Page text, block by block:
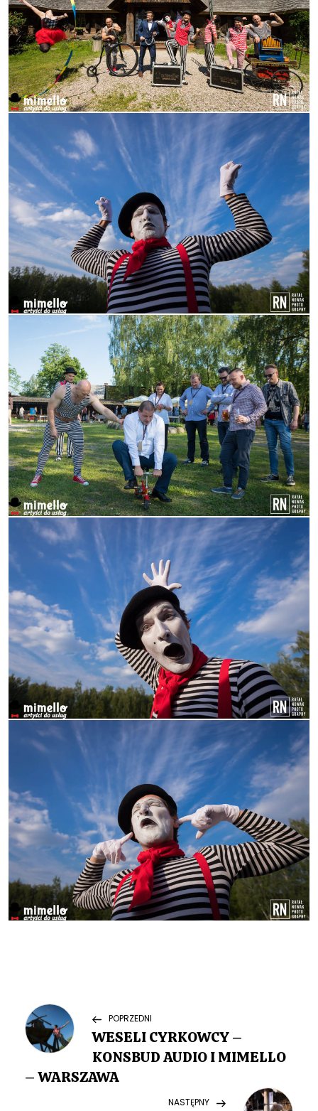
N
a
w
Previous
Post
POPRZEDNI
WESELI CYRKOWCY –
KONSBUD AUDIO I MIMELLO
– WARSZAWA
NASTĘPNY